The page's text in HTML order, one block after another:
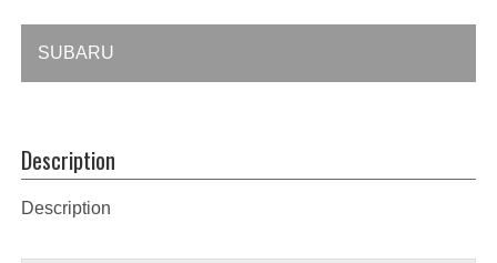
SUBARU
Description
Description